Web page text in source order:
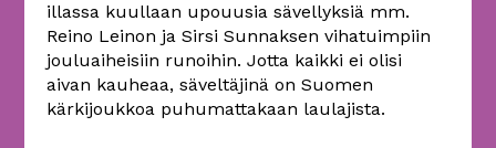
illassa kuullaan upouusia sävellyksiä mm.
Reino Leinon ja Sirsi Sunnaksen vihatuimpiin
jouluaiheisiin runoihin. Jotta kaikki ei olisi
aivan kauheaa, säveltäjinä on Suomen
kärkijoukkoa puhumattakaan laulajista.